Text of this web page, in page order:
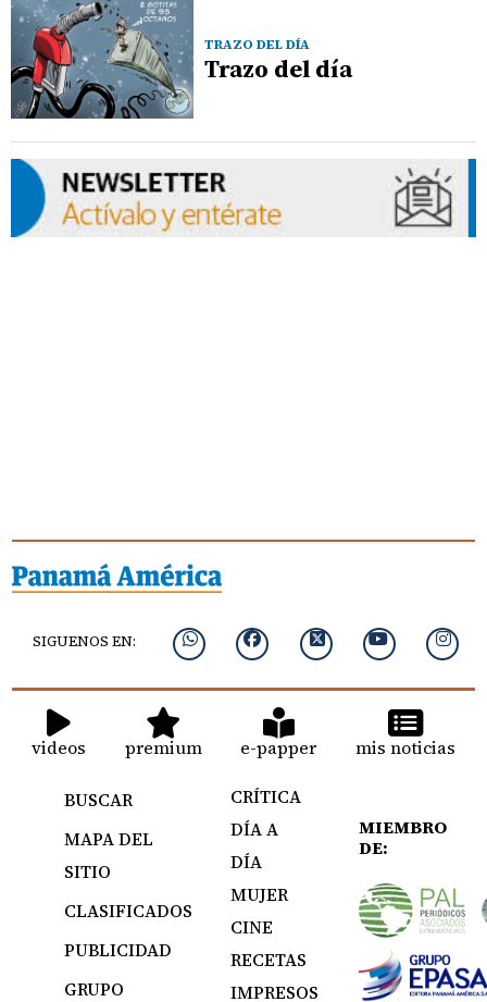
TRAZO DEL DÍA
Trazo del día
SIGUENOS EN:
videos premium e-papper mis noticias
BUSCAR
MAPA DEL
SITIO
CLASIFICADOS
PUBLICIDAD
GRUPO
CRÍTICA
DÍA A
DÍA
MUJER
CINE
RECETAS
IMPRESOS
MIEMBRO
DE: